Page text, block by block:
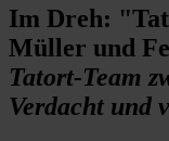
Im Dreh:
Müller und
Tatort-Team
Verdacht und